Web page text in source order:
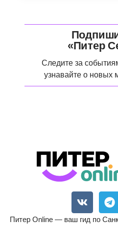
«Питер
Следите за
узнавайте о новых
Питер Online — ваш гид по